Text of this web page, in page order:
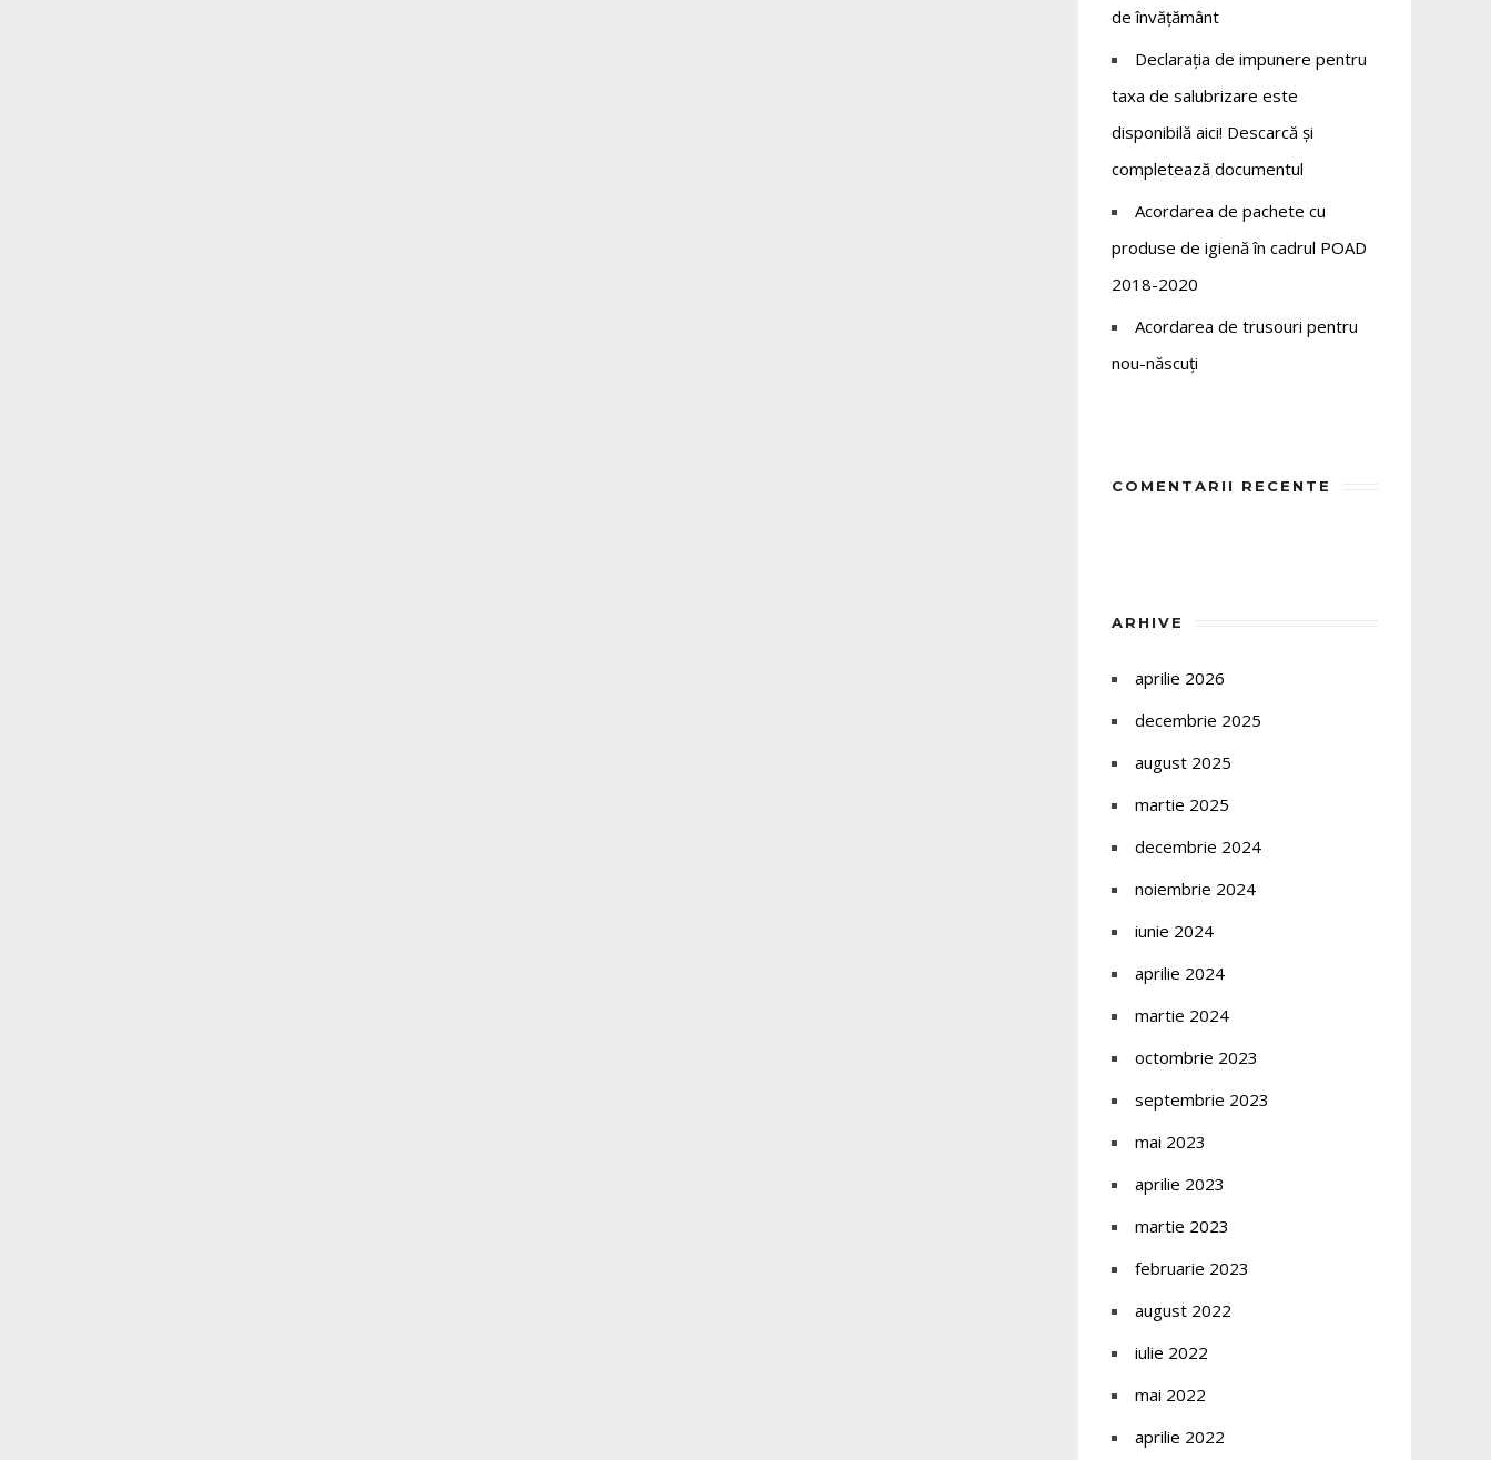
de învățământ
Declarația de impunere pentru
taxa de salubrizare este
disponibilă aici! Descarcă și
completează documentul
Acordarea de pachete cu
produse de igienă în cadrul POAD
2018-2020
Acordarea de trusouri pentru
nou-născuți
COMENTARII RECENTE
ARHIVE
aprilie 2026
decembrie 2025
august 2025
martie 2025
decembrie 2024
noiembrie 2024
iunie 2024
aprilie 2024
martie 2024
octombrie 2023
septembrie 2023
mai 2023
aprilie 2023
martie 2023
februarie 2023
august 2022
iulie 2022
mai 2022
aprilie 2022